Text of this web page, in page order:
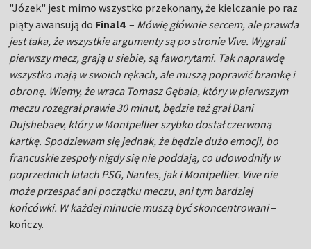
"Józek" jest mimo wszystko przekonany, że kielczanie po raz
piąty awansują do Final4. – Mówię głównie sercem, ale prawda
jest taka, że wszystkie argumenty są po stronie Vive. Wygrali
pierwszy mecz, grają u siebie, są faworytami. Tak naprawdę
wszystko mają w swoich rękach, ale muszą poprawić bramkę i
obronę. Wiemy, że wraca Tomasz Gębala, który w pierwszym
meczu rozegrał prawie 30 minut, będzie też grał Dani
Dujshebaev, który w Montpellier szybko dostał czerwoną
kartkę. Spodziewam się jednak, że będzie dużo emocji, bo
francuskie zespoły nigdy się nie poddają, co udowodniły w
poprzednich latach PSG, Nantes, jak i Montpellier. Vive nie
może przespać ani początku meczu, ani tym bardziej
końcówki. W każdej minucie muszą być skoncentrowani–
kończy.